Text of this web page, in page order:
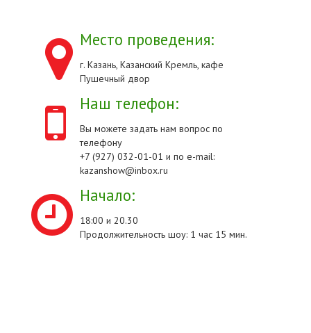
Место проведения:
г. Казань, Казанский Кремль, кафе
Пушечный двор
Наш телефон:
Вы можете задать нам вопрос по
телефону
+7 (927) 032-01-01 и по e-mail:
kazanshow@inbox.ru
Начало:
18:00 и 20.30
Продолжительность шоу: 1 час 15 мин.